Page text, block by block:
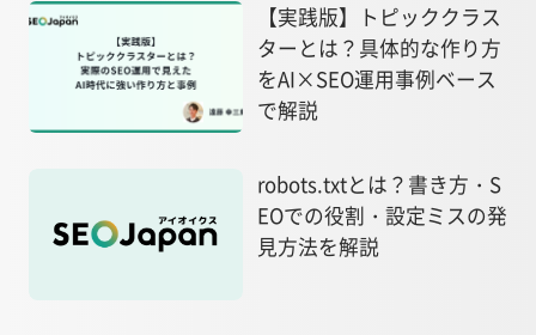
【実践版】トピッククラス
ターとは？具体的な作り方
をAI×SEO運用事例ベース
で解説
robots.txtとは？書き方・S
EOでの役割・設定ミスの発
見方法を解説